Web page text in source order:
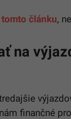
článku,
na
finančné